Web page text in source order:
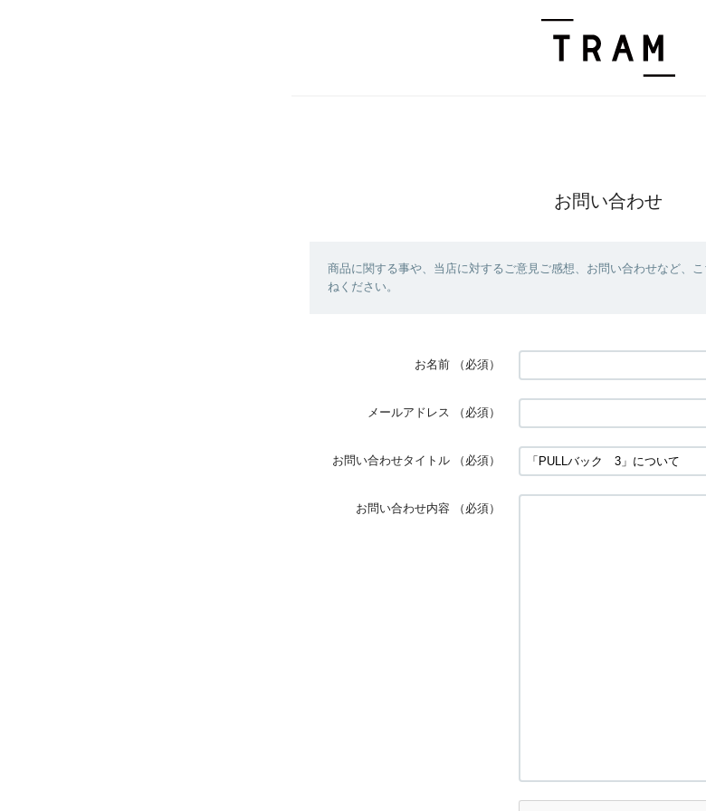
お問い合わせ
商品に関する事や、当店に対するご意見ご感想、お問い合わせなど、
ねください。
お名前 （必須）
メールアドレス （必須）
お問い合わせタイトル （必須）
お問い合わせ内容 （必須）